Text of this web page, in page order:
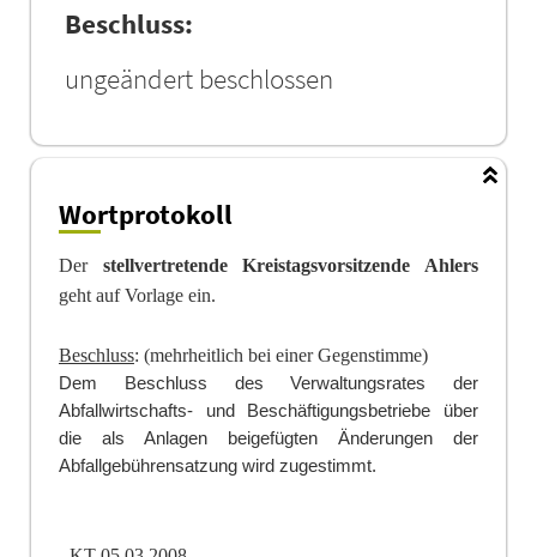
Beschluss:
ungeändert beschlossen
Wortprotokoll
Der stellvertretende Kreistagsvorsitzende Ahlers
geht auf Vorlage ein.
Beschluss: (mehrheitlich bei einer Gegenstimme)
Dem Beschluss des Verwaltungsrates der
Abfallwirtschafts- und Beschäftigungsbetriebe über
die als Anlagen beigefügten Änderungen der
Abfallgebührensatzung wird zugestimmt.